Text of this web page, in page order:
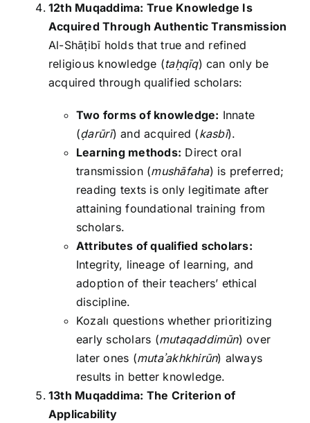
12th Muqaddima: True Knowledge Is
Acquired Through Authentic Transmission
Al-Shāṭibī holds that true and refined
religious knowledge (taḥqīq) can only be
acquired through qualified scholars:
Two forms of knowledge: Innate
(ḍarūrī) and acquired (kasbī).
Learning methods: Direct oral
transmission (mushāfaha) is preferred;
reading texts is only legitimate after
attaining foundational training from
scholars.
Attributes of qualified scholars:
Integrity, lineage of learning, and
adoption of their teachers’ ethical
discipline.
Kozalı questions whether prioritizing
early scholars (mutaqaddimūn) over
later ones (mutaʾakhkhirūn) always
results in better knowledge.
13th Muqaddima: The Criterion of
Applicability